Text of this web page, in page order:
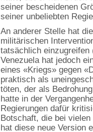
seiner bescheidenen
seiner unbeliebten
An anderer Stelle hat
militärischen
tatsächlich einzugreifen
Venezuela hat jedoch
eines «Kriegs» gegen
praktisch als
töten, der als
hatte in der
Regierungen dafür
Botschaft, die bei
hat diese neue Version